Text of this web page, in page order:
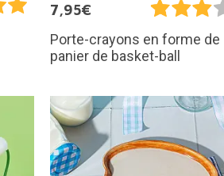
7,95€
Porte-crayons en forme de
panier de basket-ball